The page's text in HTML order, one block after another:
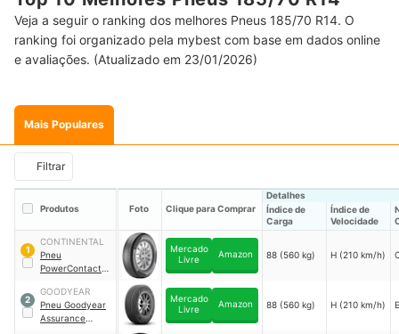
Veja a seguir o ranking dos melhores Pneus 185/70 R14. O
ranking foi organizado pela mybest com base em dados online
e avaliações. (Atualizado em 23/01/2026)
Mais Populares
Filtrar
Produtos Foto Clique para Comprar
Detalhes
Índice de
Carga
Índice de
Velocidade
1
CONTINENTAL
Pneu
PowerContact 2
Mercado
Livre
Amazon 88 (560 kg) H (210 km/h)
2
GOODYEAR
Pneu Goodyear
Assurance
Mercado
Livre
Amazon 88 (560 kg) H (210 km/h) E